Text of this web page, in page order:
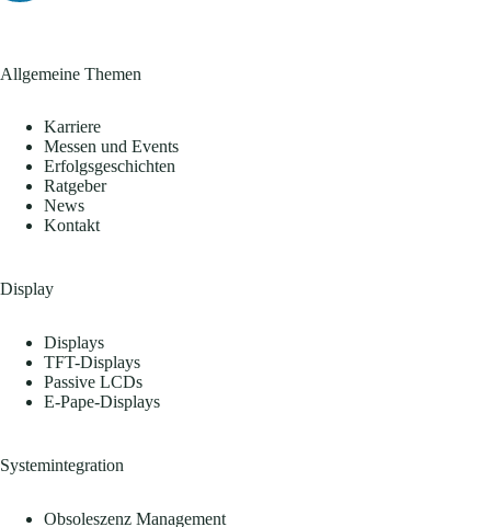
Allgemeine Themen
Karriere
Messen und Events
Erfolgsgeschichten
Ratgeber
News
Kontakt
Display
Displays
TFT-Displays
Passive LCDs
E-Pape-Displays
Systemintegration
Obsoleszenz Management